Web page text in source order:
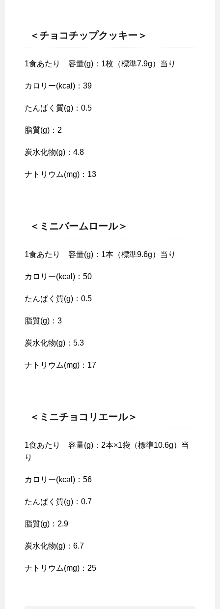
＜チョコチップクッキー＞
1食あたり 容量(g)：1枚（標準7.9g）当り
カロリー(kcal)：39
たんぱく質(g)：0.5
脂質(g)：2
炭水化物(g)：4.8
ナトリウム(mg)：13
＜ミニバームロール＞
1食あたり 容量(g)：1本（標準9.6g）当り
カロリー(kcal)：50
たんぱく質(g)：0.5
脂質(g)：3
炭水化物(g)：5.3
ナトリウム(mg)：17
＜ミニチョコリエール＞
1食あたり 容量(g)：2本×1袋（標準10.6g）当
り
カロリー(kcal)：56
たんぱく質(g)：0.7
脂質(g)：2.9
炭水化物(g)：6.7
ナトリウム(mg)：25